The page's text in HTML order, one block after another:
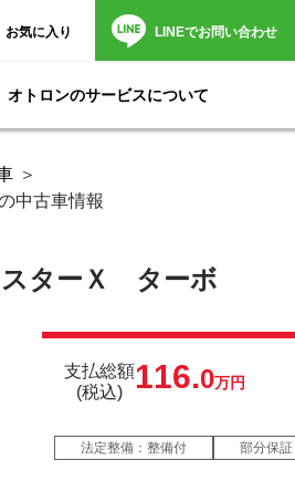
お気に入り LINEでお問い合わせ
オトロンのサービスについて
中古車情報
ターＸ ターボ
支払総額
(税込)
116.0万円
法定整備：整備付 部分保証